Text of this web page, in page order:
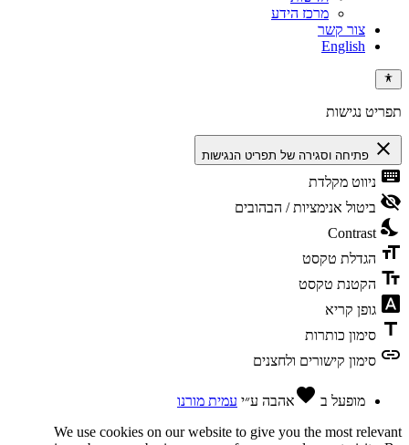
מרכז הידע
צור קשר
English
תפריט נגישות
close פתיחה וסגירה של תפריט הנגישות
keyboard ניווט מקלדת
visibility_off ביטול אנימציות / הבהובים
nights_stay
Contrast
format_size הגדלת טקסט
text_fields הקטנת טקסט
font_download גופן קריא
title סימון כותרות
link סימון קישורים ולחצנים
מופעל ב favoriteאהבה ע״י עמית מורנו
We use cookies on our website to give you the most relevant